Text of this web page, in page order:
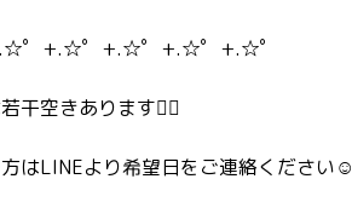
゜+.☆゜+.☆゜+.☆゜+.☆゜
干空きあります🏋️‍♂️
はLINEより希望日をご連絡ください☺️